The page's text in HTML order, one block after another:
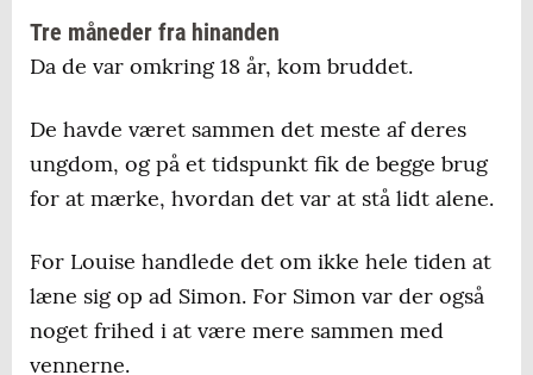
Tre måneder fra hinanden
Da de var omkring 18 år, kom bruddet.
De havde været sammen det meste af deres
ungdom, og på et tidspunkt fik de begge brug
for at mærke, hvordan det var at stå lidt alene.
For Louise handlede det om ikke hele tiden at
læne sig op ad Simon. For Simon var der også
noget frihed i at være mere sammen med
vennerne.